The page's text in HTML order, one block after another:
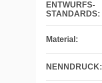
ENTWURFS-
STANDARDS:
Material:
NENNDRUCK: